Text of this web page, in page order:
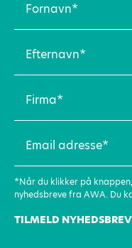
(Påkrævet)
(Påkrævet)
(Påkrævet)
adresse
(Påkrævet)
*Når du klikker på
nyhedsbreve fra AWA. Du
TILMELD NYHEDSBREV